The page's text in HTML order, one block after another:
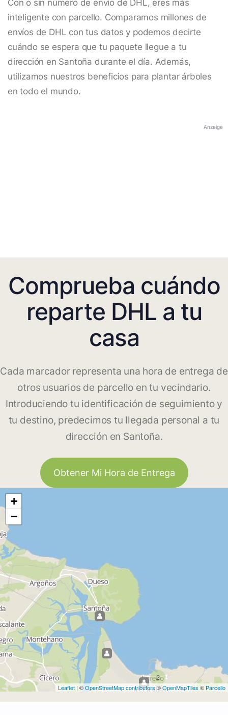
Con o sin número de envío de DHL, eres más
inteligente con parcello. Comparamos millones de
envíos de DHL con tus datos y podemos decirte
cuándo se espera que tu paquete llegue a tu
dirección en Santoña durante el día. Además,
utilizamos nuestros beneficios para plantar árboles
en todo el mundo.
Anzeige
Comprueba cuándo
reparte DHL a tu
casa
Cada marcador representa una hora de entrega de
otros usuarios de parcello en tu vecindario.
Introduciendo tu identificación de seguimiento y
tu destino, predecimos tu llegada personal a tu
dirección en Santoña.
Obtener Mi Hora de Entrega
2
+
−
Leaflet | ©OpenStreetMap contributors©OpenMapTiles © Parcello